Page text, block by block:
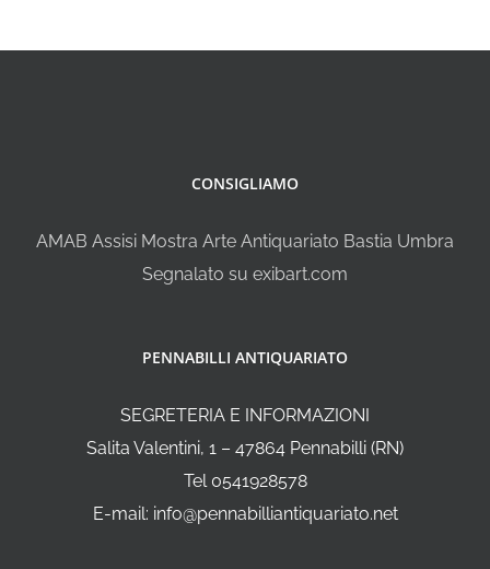
CONSIGLIAMO
AMAB Assisi Mostra Arte Antiquariato Bastia Umbra
Segnalato su exibart.com
PENNABILLI ANTIQUARIATO
SEGRETERIA E INFORMAZIONI
Salita Valentini, 1 – 47864 Pennabilli (RN)
Tel 0541928578
E-mail: info@pennabilliantiquariato.net